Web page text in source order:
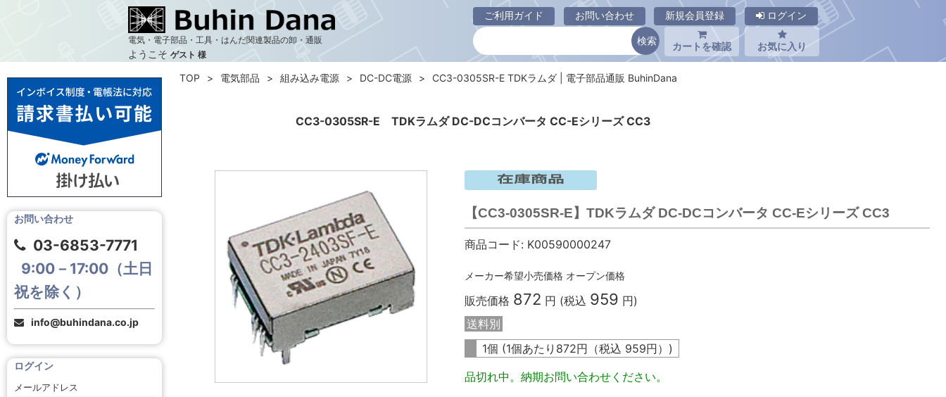
電気・電子部品・工具・はんだ関連製品の卸・通販
ようこそ ゲスト 様
ご利用ガイド お問い合わせ 新規会員登録 ログイン
カートを確認 お気に入り
CC3-0305SR-E TDKラムダ DC-DCコンバータ CC-Eシリーズ CC3
お問い合わせ
03-6853-7771
9:00－17:00（土日
祝を除く）
info@buhindana.co.jp
ログイン
メールアドレス
TOP 電気部品 組み込み電源 DC-DC電源 CC3-0305SR-E TDKラムダ | 電子部品通販 BuhinDana
【CC3-0305SR-E】TDKラムダ DC-DCコンバータ CC-Eシリーズ CC3
商品コード: K00590000247
メーカー希望小売価格 オープン価格
販売価格 872 円 (税込 959 円)
送料別
1個 (1個あたり 872円（税込 959円）)
品切れ中。納期お問い合わせください。